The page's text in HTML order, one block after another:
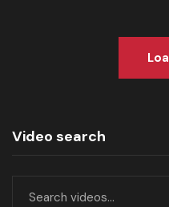
Video search